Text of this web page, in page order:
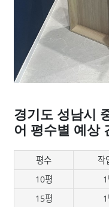
경기도 성남시
어 평수별 예상
평수 작
10평
15평